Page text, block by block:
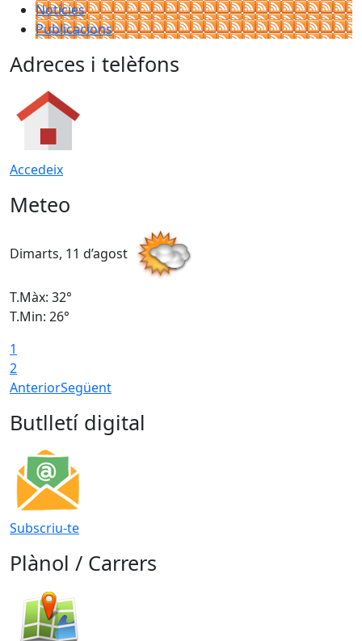
Notícies
Publicacions
Adreces i telèfons
Accedeix
Meteo
Dimarts, 11 d’agost
T.Màx: 32°
T.Min: 26°
1
2
AnteriorSegüent
Butlletí digital
Subscriu-te
Plànol / Carrers